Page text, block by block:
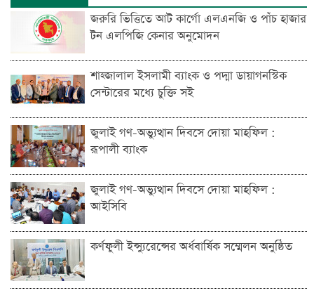
জরুরি ভিত্তিতে আট কার্গো এলএনজি ও পাঁচ হাজার
টন এলপিজি কেনার অনুমোদন
শাহ্জালাল ইসলামী ব্যাংক ও পদ্মা ডায়াগনস্টিক
সেন্টারের মধ্যে চুক্তি সই
জুলাই গণ-অভ্যুত্থান দিবসে দোয়া মাহফিল :
রূপালী ব্যাংক
জুলাই গণ-অভ্যুত্থান দিবসে দোয়া মাহফিল :
আইসিবি
কর্ণফুলী ইন্স্যুরেন্সের অর্ধবার্ষিক সম্মেলন অনুষ্ঠিত